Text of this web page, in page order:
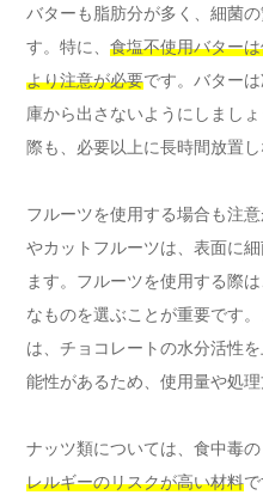
バターも脂肪分が多く、細菌
す。特に、 食塩不使用バター
より注意が必要です。バター
庫から出さないようにしまし
際も、必要以上に長時間放置し
フルーツを使用する場合も注
やカットフルーツは、表面に
ます。フルーツを使用する際
なものを選ぶことが重要です
は、チョコレートの水分活性
能性があるため、使用量や処理
ナッツ類については、食中毒
レルギーのリスクが高い材料